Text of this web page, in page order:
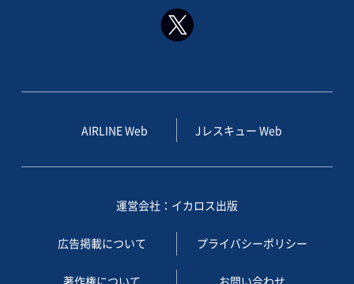
AIRLINE Web Jレスキュー Web
運営会社：イカロス出版
広告掲載について プライバシーポリシー